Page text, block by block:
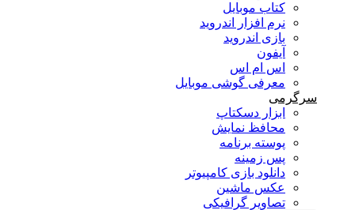
کتاب موبایل
نرم افزار اندروید
بازی اندروید
آیفون
اس ام اس
معرفی گوشی موبایل
سرگرمی
ابزار دسکتاپ
محافظ نمایش
پوسته برنامه
پس زمینه
دانلود بازی کامپیوتر
عکس ماشین
تصاویر گرافیکی